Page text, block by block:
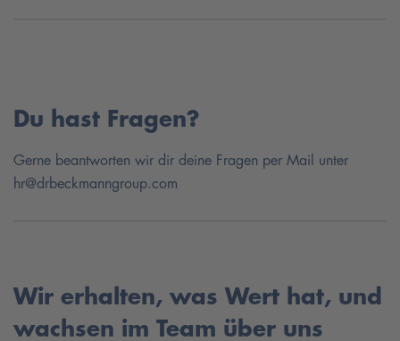
Du hast Fragen?
Gerne beantworten wir dir deine Fragen per Mail unter
hr@drbeckmanngroup.com
Wir erhalten, was Wert hat, und
wachsen im Team über uns